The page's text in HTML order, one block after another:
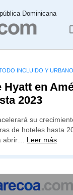
Dominicana
INCLUIDO Y
Hyatt en
2023
su
de hoteles hasta
abrir… Leer más